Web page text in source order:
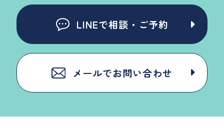
LINEで相談・ご予約
メールでお問い合わせ